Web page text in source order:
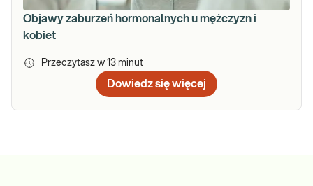
Objawy zaburzeń hormonalnych u mężczyzn i
kobiet
Przeczytasz w 13 minut
Dowiedz się więcej